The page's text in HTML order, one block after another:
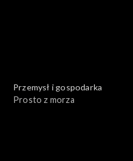
Przemysł i gospodarka
Prosto z morza